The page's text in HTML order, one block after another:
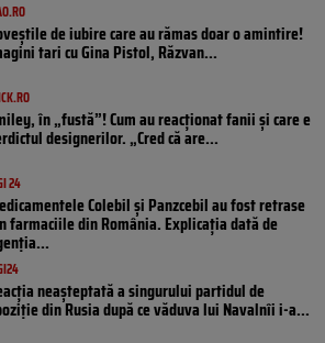
de iubire care au rămas doar o amintire!
tari cu Gina Pistol, Răzvan...
în „fustă”! Cum au reacționat fanii și care e
designerilor. „Cred că are...
24
Colebil și Panzcebil au fost retrase
farmaciile din România. Explicația dată de
neașteptată a singurului partidul de
din Rusia după ce văduva lui Navalnîi i-a...